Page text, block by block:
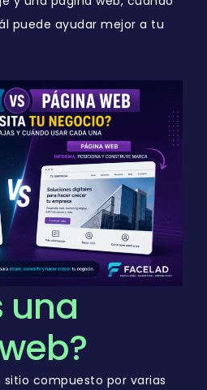
puede ayudar mejor a tu
una
sitio compuesto por varias